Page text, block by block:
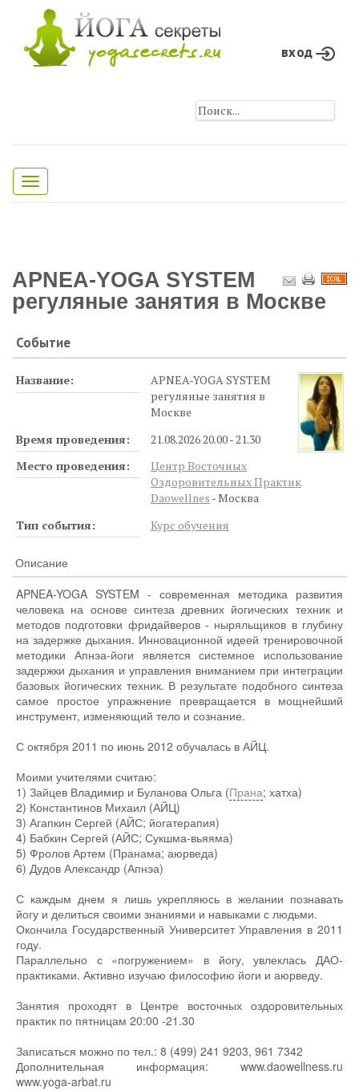
вход
Toggle
navigation
APNEA-YOGA SYSTEM
регуляные занятия в Москве
Событие
Название:
APNEA-YOGA SYSTEM
регуляные занятия в
Москве
Время проведения:
21.08.2026 20.00 - 21.30
Место проведения:
Центр Восточных
Оздоровительных Практик
Daowellnes - Москва
Тип события:
Курс обучения
Описание
APNEA-YOGA SYSTEM - современная методика развития
человека на основе синтеза древних йогических техник и
методов подготовки фридайверов - ныряльщиков в глубину
на задержке дыхания. Инновационной идеей тренировочной
методики Апнэа-йоги является системное использование
задержки дыхания и управления вниманием при интеграции
базовых йогических техник. В результате подобного синтеза
самое простое упражнение превращается в мощнейший
инструмент, изменяющий тело и сознание.
С октября 2011 по июнь 2012 обучалась в АЙЦ.
Моими учителями считаю:
1) Зайцев Владимир и Буланова Ольга (Прана; хатха)
2) Константинов Михаил (АЙЦ)
3) Агапкин Сергей (АЙС; йогатерапия)
4) Бабкин Сергей (АЙС; Сукшма-вьяяма)
5) Фролов Артем (Пранама; аюрведа)
6) Дудов Александр (Апнэа)
С каждым днем я лишь укрепляюсь в желании познавать
йогу и делиться своими знаниями и навыками с людьми.
Окончила Государственный Университет Управления в 2011
году.
Параллельно с «погружением» в йогу, увлеклась ДАО-
практиками. Активно изучаю философию йоги и аюрведу.
Занятия проходят в Центре восточных оздоровительных
практик по пятницам 20:00 -21.30
Записаться можно по тел.: 8 (499) 241 9203, 961 7342
Дополнительная информация: www.daowellness.ru
www.yoga-arbat.ru